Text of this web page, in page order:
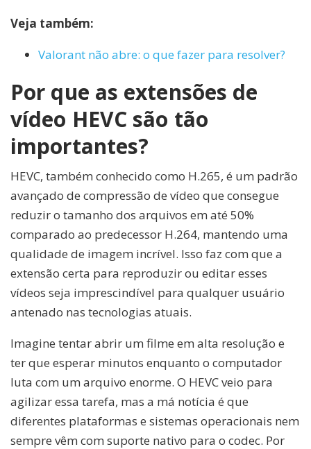
Veja também:
Valorant não abre: o que fazer para resolver?
Por que as extensões de
vídeo HEVC são tão
importantes?
HEVC, também conhecido como H.265, é um padrão
avançado de compressão de vídeo que consegue
reduzir o tamanho dos arquivos em até 50%
comparado ao predecessor H.264, mantendo uma
qualidade de imagem incrível. Isso faz com que a
extensão certa para reproduzir ou editar esses
vídeos seja imprescindível para qualquer usuário
antenado nas tecnologias atuais.
Imagine tentar abrir um filme em alta resolução e
ter que esperar minutos enquanto o computador
luta com um arquivo enorme. O HEVC veio para
agilizar essa tarefa, mas a má notícia é que
diferentes plataformas e sistemas operacionais nem
sempre vêm com suporte nativo para o codec. Por